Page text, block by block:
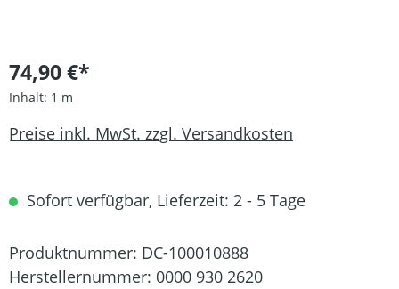
74,90 €*
Inhalt: 1 m
Preise inkl. MwSt. zzgl. Versandkosten
Sofort verfügbar, Lieferzeit: 2 - 5 Tage
Produktnummer: DC-100010888
Herstellernummer: 0000 930 2620